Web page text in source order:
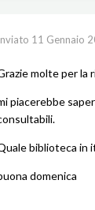
11 Gennaio
molte per la
piacerebbe
biblioteca in
domenica